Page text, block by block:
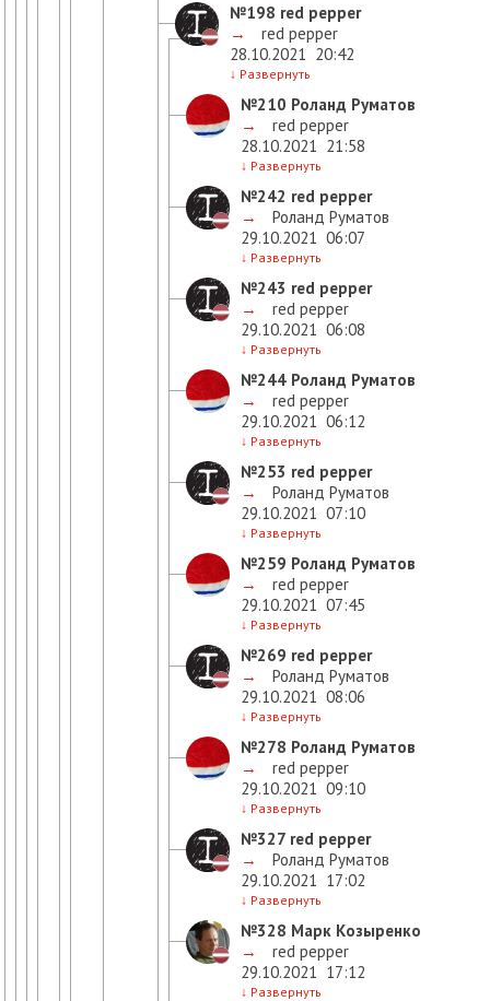
№198 red pepper
→
red pepper
28.10.2021 20:42
↓ Развернуть
№210 Роланд Руматов
→
red pepper
28.10.2021 21:58
↓ Развернуть
№242 red pepper
→
Роланд Руматов
29.10.2021 06:07
↓ Развернуть
№243 red pepper
→
red pepper
29.10.2021 06:08
↓ Развернуть
№244 Роланд Руматов
→
red pepper
29.10.2021 06:12
↓ Развернуть
№253 red pepper
→
Роланд Руматов
29.10.2021 07:10
↓ Развернуть
№259 Роланд Руматов
→
red pepper
29.10.2021 07:45
↓ Развернуть
№269 red pepper
→
Роланд Руматов
29.10.2021 08:06
↓ Развернуть
№278 Роланд Руматов
→
red pepper
29.10.2021 09:10
↓ Развернуть
№327 red pepper
→
Роланд Руматов
29.10.2021 17:02
↓ Развернуть
№328 Марк Козыренко
→
red pepper
29.10.2021 17:12
↓ Развернуть